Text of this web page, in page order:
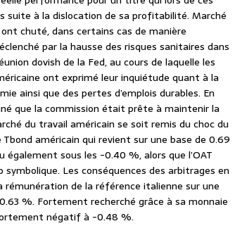
suite à la dislocation de sa profitabilité. Marché
chuté, dans certains cas de manière
par la hausse des risques sanitaires dans
dovish de la Fed, au cours de laquelle les
ont exprimé leur inquiétude quant à la
ainsi que des pertes d’emplois durables. En
que la commission était prête à maintenir la
du travail américain se soit remis du choc du
américain qui revient sur une base de 0.69
sous les -0.40 %, alors que l’OAT
Les conséquences des arbitrages en
de la référence italienne sur une
%. Fortement recherché grâce à sa monnaie
négatif à -0.48 %.